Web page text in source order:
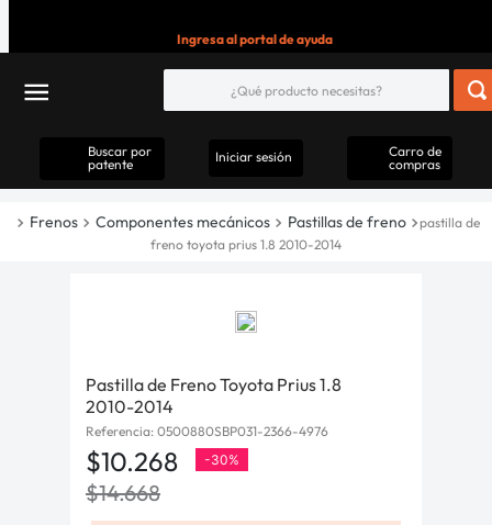
Ingresa al portal de ayuda
Buscar por
patente
Iniciar sesión
Carro de
compras
Frenos Componentes mecánicos Pastillas de freno
pastilla de
freno toyota prius 1.8 2010-2014
Pastilla de Freno Toyota Prius 1.8
2010-2014
Referencia: 0500880SBP031-2366-4976
$10.268 -30%
$14.668